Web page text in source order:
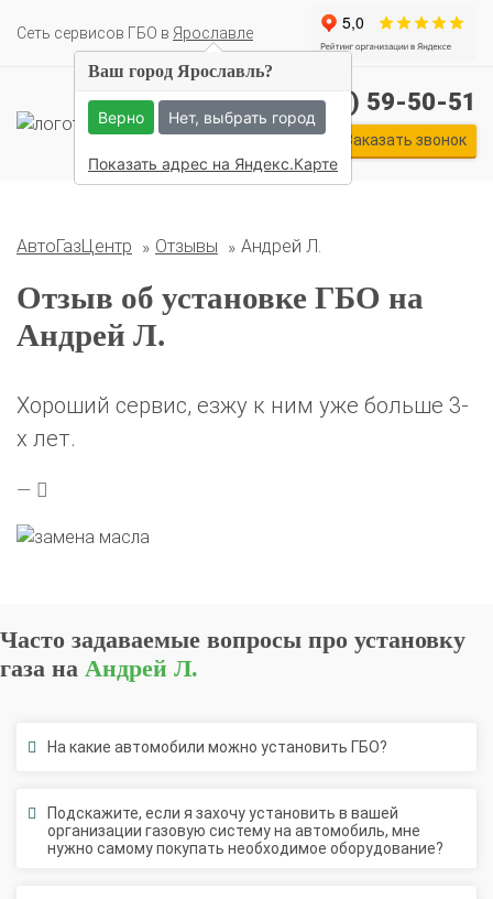
Cеть сервисов ГБО в Ярославле
Комплекты ГБО на иномарки:
Hyundai Infiniti
KIA
Lexus Mazda Mercedes Mitsubishi
+7 (4852) 59-50-51
Заказать звонок
АвтоГазЦентр Отзывы Андрей Л.
Отзыв об установке ГБО на
Андрей Л.
Хороший сервис, езжу к ним уже больше 3-
х лет.
Часто задаваемые вопросы про установку
газа на Андрей Л.
На какие автомобили можно установить ГБО?
Подскажите, если я захочу установить в вашей
организации газовую систему на автомобиль, мне
нужно самому покупать необходимое оборудование?
Ваш город Ярославль?
Верно Нет, выбрать город
Показать адрес на Яндекс.Карте